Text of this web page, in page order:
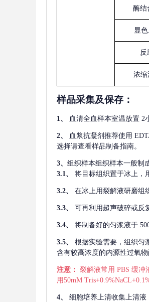
酶结
显
反
浓缩
样品采集及保存 ：
1、 血清全血样本室温放置 2
2、 血浆抗凝剂推荐使用
选择请查看样品制备指南。
3、 组织样本组织样本一般制
3.1、
将目标组织置于冰上，
3.2、 在冰上用裂解液研磨组
3.3、 可再利用超声破碎或反
3.4、 将制备好的匀浆液于
3.5、 根据实验需要，组织匀
含有较高浓度的内源性过氧
注意： 裂解液常用 PBS 缓冲
用50mM
4、 细胞培养上清收集上清液